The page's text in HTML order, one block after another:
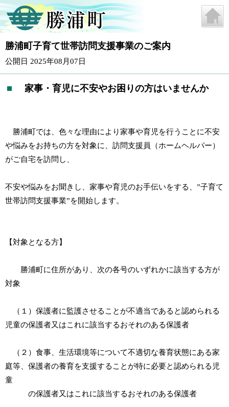
勝浦町子育て世帯訪問支援事業のご案内
公開日 2025年08月07日
家事・育児に不安やお困りの方はいませんか
勝浦町では、色々な理由により家事や育児を行うことに不安
や悩みをお持ちの方を対象に、訪問支援員（ホームヘルパー）
がご自宅を訪問し、
不安や悩みをお聞きし、家事や育児のお手伝いをする、”子育て
世帯訪問支援事業”を開始します。
【対象となる方】
勝浦町に住所があり、次の各号のいずれかに該当する方が
対象
（１）保護者に監護させることが不適当であると認められる
児童の保護者又はこれに該当するおそれのある保護者
（２）食事、生活環境等について不適切な養育状態にある家
庭等、保護者の養育を支援することが特に必要と認められる児
童
の保護者又はこれに該当するおそれのある保護者